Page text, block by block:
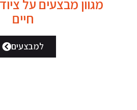
מגוון מבצעים על
חיים
למבצעים